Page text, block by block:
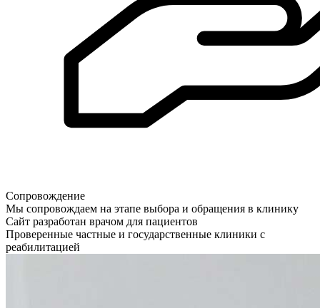
Сопровождение
Мы сопровождаем на этапе выбора и обращения в клинику
Сайт разработан врачом для пациентов
Проверенные частные и государственные клиники с
реабилитацией